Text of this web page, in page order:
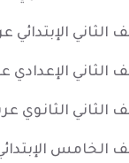
الثاني الإبتدائي
الثاني الإعدادي
الثاني الثانوي
الخامس